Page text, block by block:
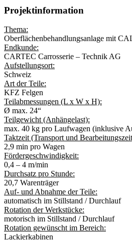
Projektinformation
Thema:
Oberflächenbehandlungsanlage mit
Endkunde:
CARTEC Carrosserie – Technik AG
Aufstellungsort:
Schweiz
Art der Teile:
KFZ Felgen
Teilabmessungen (L x W x H):
Ø max. 24“
Teilgewicht (Anhängelast):
max. 40 kg pro Laufwagen (inklusive
Taktzeit (Transport und
2,9 min pro Wagen
Fördergeschwindigkeit:
0,4 – 4 m/min
Durchsatz pro Stunde:
20,7 Warenträger
Auf- und Abnahme der Teile:
automatisch im Stillstand / Durchlauf
Rotation der Werkstücke:
motorisch im Stillstand / Durchlauf
Rotation gewünscht im Bereich:
Lackierkabinen